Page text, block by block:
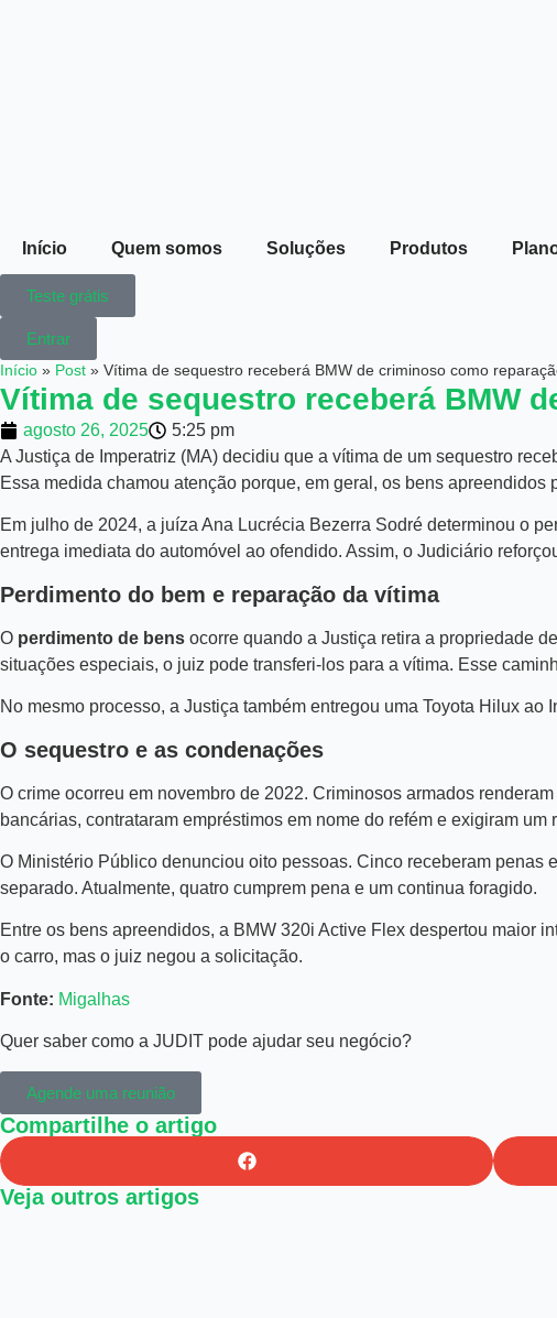
Início Quem somos Soluções Produtos
Teste grátis
Entrar
Início » Post » Vítima de sequestro receberá BMW de criminoso como
Vítima de sequestro receberá BMW
agosto 26, 2025
5:25 pm
A Justiça de Imperatriz (MA) decidiu que a vítima de um sequestro
Essa medida chamou atenção porque, em geral, os bens apreendidos
Em julho de 2024, a juíza Ana Lucrécia Bezerra Sodré determinou o
entrega imediata do automóvel ao ofendido. Assim, o Judiciário
Perdimento do bem e reparação da vítima
O perdimento de bens ocorre quando a Justiça retira a propriedade
situações especiais, o juiz pode transferi-los para a vítima. Esse
No mesmo processo, a Justiça também entregou uma Toyota Hilux
O sequestro e as condenações
O crime ocorreu em novembro de 2022. Criminosos armados
bancárias, contrataram empréstimos em nome do refém e exigiram
O Ministério Público denunciou oito pessoas. Cinco receberam penas
separado. Atualmente, quatro cumprem pena e um continua foragido.
Entre os bens apreendidos, a BMW 320i Active Flex despertou maior
o carro, mas o juiz negou a solicitação.
Fonte: Migalhas
Quer saber como a JUDIT pode ajudar seu negócio?
Agende uma reunião
Compartilhe o artigo
Veja outros artigos